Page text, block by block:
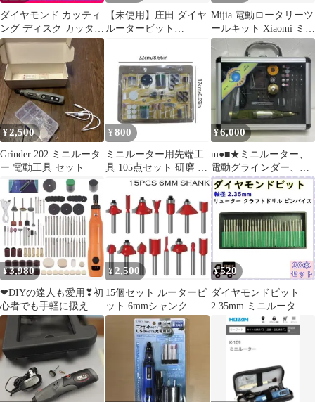
ダイヤモンド カッティ
ング ディスク カッター
ブレード ルーター リュ
ーター
【未使用】庄田 ダイヤ
ルータービット
35mm×2P
Mijia 電動ロータリーツ
ールキット Xiaomi ミニ
ルーター リューター
¥2,500
Grinder 202 ミニルータ
ー 電動工具 セット
¥ 800
ミニルーター用先端工
具 105点セット 研磨 切
断 錆取り
¥6,000
m●■★ミニルーター、
電動グラインダー、電
動工具キット【WL-
800】
¥3,980
❤DIYの達人も愛用❣初
心者でも手軽に扱える♪
❤ミニルーター☆128点
セット
¥ 2,500
15個セット ルータービ
ット 6mmシャンク
¥520
ダイヤモンドビット
2.35mm ミニルーター
DIY 工具 彫刻 ハンドメ
イド